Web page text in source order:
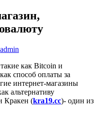
admin
как Bitcoin и
способ оплаты за
интернет-магазины
альтернативу
Кракен (kra19.cc)- один из